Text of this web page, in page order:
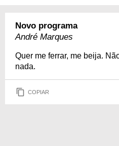
Novo programa
André Marques
Quer me ferrar, me beija.
nada.
COPIAR